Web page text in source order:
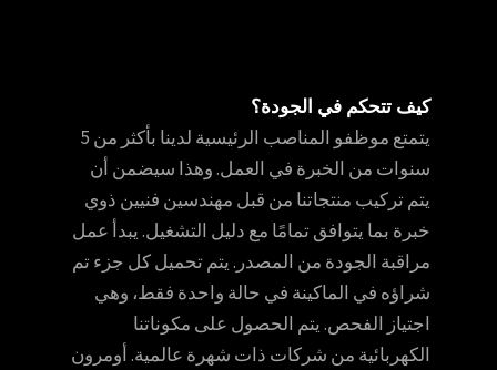
كيف تتحكم في الجودة؟
يتمتع موظفو المناصب الرئيسية لدينا بأكثر من 5
سنوات من الخبرة في العمل. وهذا سيضمن أن
يتم تركيب منتجاتنا من قبل مهندسين فنيين ذوي
خبرة بما يتوافق تمامًا مع دليل التشغيل. يبدأ عمل
مراقبة الجودة من المصدر. يتم تحميل كل جزء تم
شراؤه في الماكينة في حالة واحدة فقط، وهي
اجتياز الفحص. يتم الحصول على مكوناتنا
الكهربائية من شركات ذات شهرة عالمية. أومرون